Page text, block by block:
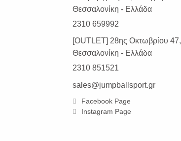
Θεσσαλονίκη - Ελλάδα
2310 659992
[OUTLET] 28ης Οκτωβρίου 47,
Θεσσαλονίκη - Ελλάδα
2310 851521
sales@jumpballsport.gr
Facebook Page
Instagram Page